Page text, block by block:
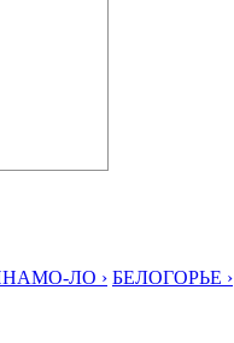
ЛО › БЕЛОГОРЬЕ ›